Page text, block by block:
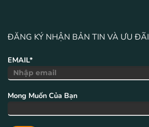
ĐĂNG KÝ NHẬN BẢN TIN VÀ ƯU ĐÃI
EMAIL*
Mong Muốn Của Bạn